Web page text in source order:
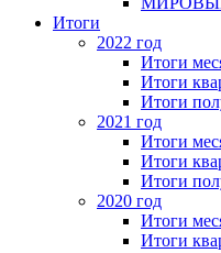
Итоги
2022 год
Итоги
Итоги
Итоги
2021 год
Итоги
Итоги
Итоги
2020 год
Итоги
Итоги